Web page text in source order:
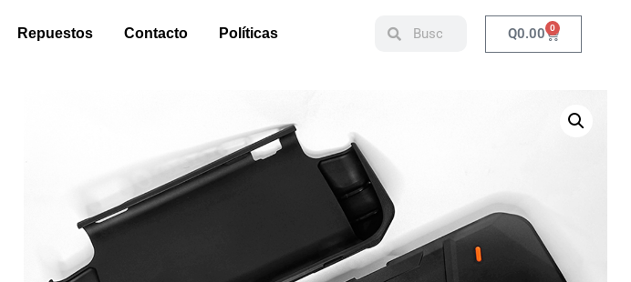
Repuestos Contacto Políticas Q0.00 0